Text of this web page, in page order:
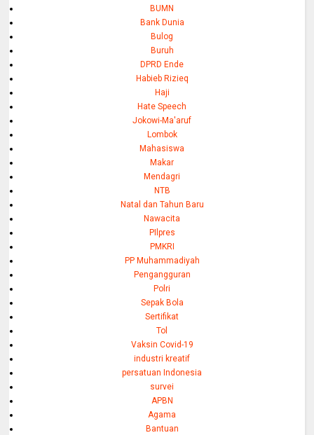
BUMN
Bank Dunia
Bulog
Buruh
DPRD Ende
Habieb Rizieq
Haji
Hate Speech
Jokowi-Ma'aruf
Lombok
Mahasiswa
Makar
Mendagri
NTB
Natal dan Tahun Baru
Nawacita
PIlpres
PMKRI
PP Muhammadiyah
Pengangguran
Polri
Sepak Bola
Sertifikat
Tol
Vaksin Covid-19
industri kreatif
persatuan Indonesia
survei
APBN
Agama
Bantuan